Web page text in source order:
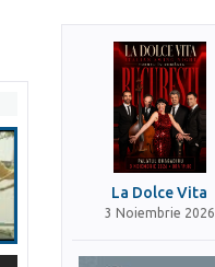
La Dolce Vita
3 Noiembrie 2026